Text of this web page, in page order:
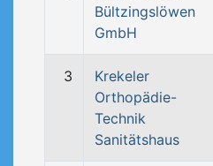
Bültzingslöwen
GmbH
3
Krekeler
Orthopädie-
Technik
Sanitätshaus